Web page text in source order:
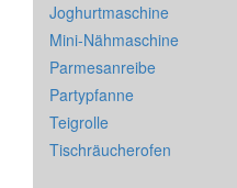
Joghurtmaschine
Mini-Nähmaschine
Parmesanreibe
Partypfanne
Teigrolle
Tischräucherofen